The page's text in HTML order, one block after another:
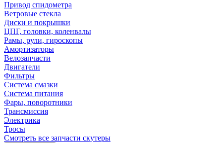
Привод спидометра
Ветровые стекла
Диски и покрышки
ЦПГ, головки, коленвалы
Рамы, рули, гироскопы
Амортизаторы
Велозапчасти
Двигатели
Фильтры
Система смазки
Система питания
Фары, поворотники
Трансмиссия
Электрика
Тросы
Смотреть все запчасти скутеры